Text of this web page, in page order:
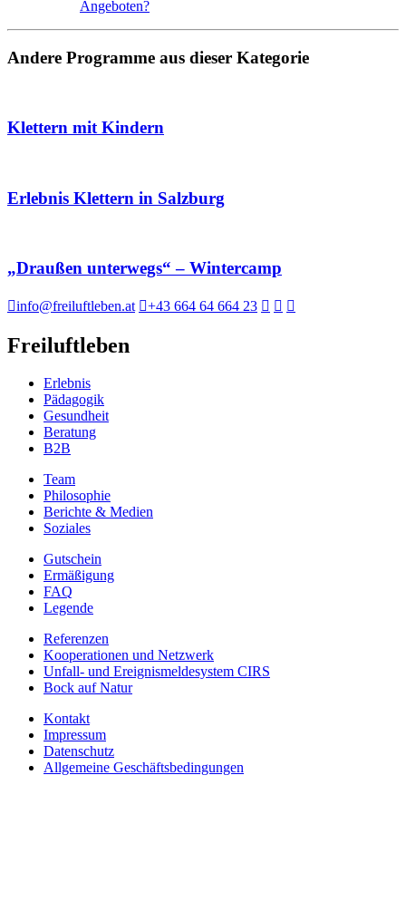
Angeboten?
Andere Programme aus dieser Kategorie
Klettern mit Kindern
Erlebnis Klettern in Salzburg
„Draußen unterwegs“ – Wintercamp
info@freiluftleben.at +43 664 64 664 23
Freiluftleben
Erlebnis
Pädagogik
Gesundheit
Beratung
B2B
Team
Philosophie
Berichte & Medien
Soziales
Gutschein
Ermäßigung
FAQ
Legende
Referenzen
Kooperationen und Netzwerk
Unfall- und Ereignismeldesystem CIRS
Bock auf Natur
Kontakt
Impressum
Datenschutz
Allgemeine Geschäftsbedingungen